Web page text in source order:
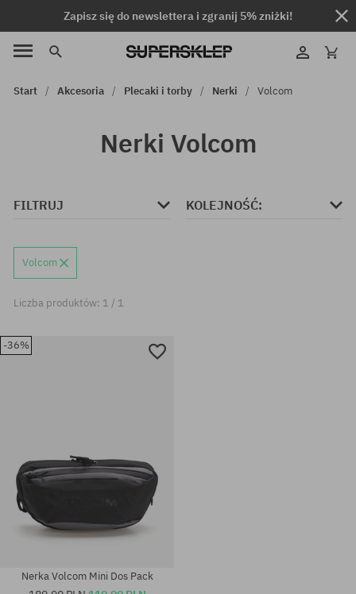
Zapisz się do newslettera i zgranij 5% zniżki!
Start Akcesoria Plecaki i torby Nerki Volcom
Nerki Volcom
FILTRUJ KOLEJNOŚĆ:
Volcom
Liczba produktów: 1 / 1
-36%
Nerka Volcom Mini Dos Pack